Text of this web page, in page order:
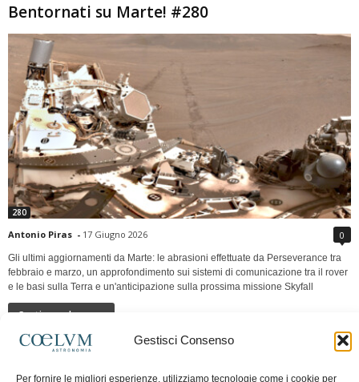
Gestisci Consenso
Per fornire le migliori esperienze, utilizziamo tecnologie come i cookie per
Bentornati su Marte! #280
280
Antonio Piras - 17 Giugno 2026 0
Gli ultimi aggiornamenti da Marte: le abrasioni effettuate da Perseverance tra
febbraio e marzo, un approfondimento sui sistemi di comunicazione tra il rover
e le basi sulla Terra e un'anticipazione sulla prossima missione Skyfall
Continua a leggere